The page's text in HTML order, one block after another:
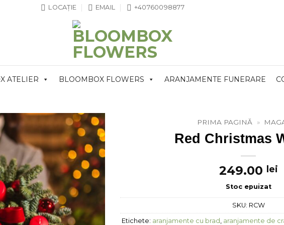
LOCAȚIE EMAIL +40760098877
ATELIER BLOOMBOX FLOWERS ARANJAMENTE FUNERARE
PRIMA PAGINĂ »
Red Christmas
249.00 lei
Stoc epuizat
SKU: RCW
Etichete: aranjamente cu brad aranjamente de